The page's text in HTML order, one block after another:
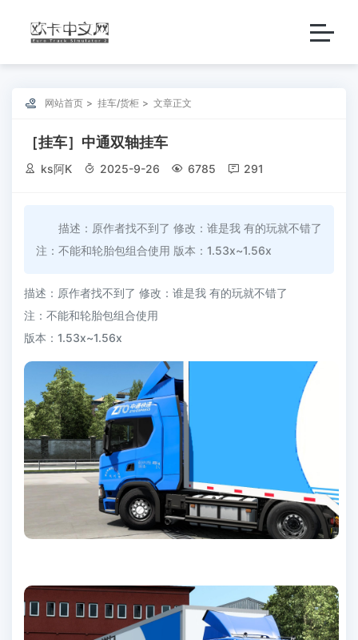
 网站首页 挂车/货柜 文章正文
［挂车］中通双轴挂车
 ks阿K  2025-9-26  6785  291
描述：原作者找不到了 修改：谁是我 有的玩就不错了
注：不能和轮胎包组合使用 版本：1.53x~1.56x
描述：原作者找不到了 修改：谁是我 有的玩就不错了
注：不能和轮胎包组合使用
版本：1.53x~1.56x